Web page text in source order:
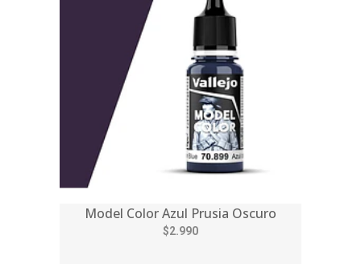
Model Color Azul Prusia Oscuro
$2.990